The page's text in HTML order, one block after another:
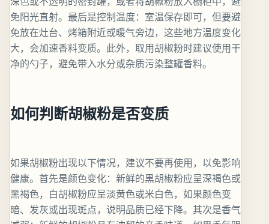
免阳光直射。最后是控制温度：室温保存即可，但要避
免放在灶台、烤箱附近或暖气旁边，这些地方温度变化
大，会加速香料变质。此外，取用胡椒粉时建议使用干
净的勺子，避免带入水分或杂质污染整罐香料。
如何判断胡椒粉是否变质
如果胡椒粉出现以下情况，建议不要再使用，以免影响
健康。首先是颜色变化：新鲜的黑胡椒粉应呈深褐色或
黑褐色，白胡椒粉应呈淡黄色或米白色，如果颜色变
暗、发灰或出现斑点，说明品质已经下降。其次是香气